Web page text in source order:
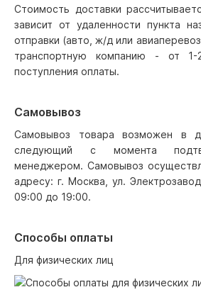
Стоимость доставки
зависит от удаленности пункта
отправки (авто, ж/д или
транспортную компанию - от
поступления оплаты.
Самовывоз
Самовывоз товара возможен в
следующий с момента
менеджером. Самовывоз
адресу: г. Москва, ул.
09:00 до 19:00.
Способы оплаты
Для физических лиц